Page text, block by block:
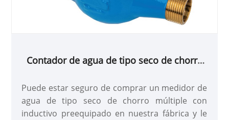
Contador de agua de tipo seco de chorro
aprobación MID
Puede estar seguro de comprar un medidor de
agua de tipo seco de chorro múltiple con
inductivo preequipado en nuestra fábrica y le